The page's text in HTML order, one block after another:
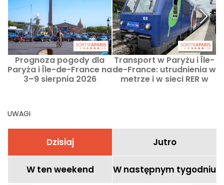
Prognoza pogody dla
Paryża i Île-de-France na
3–9 sierpnia 2026
Transport w Paryżu i Île-
de-France: utrudnienia w
metrze i w sieci RER w
UWAGI
Dzisiaj Jutro
W ten weekend W następnym tygodniu